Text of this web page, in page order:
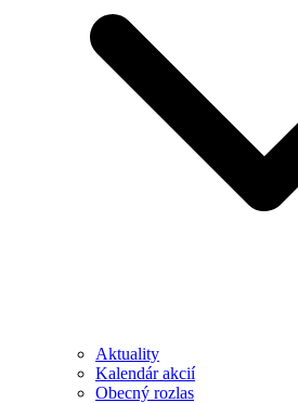
Aktuality
Kalendár akcií
Obecný rozlas